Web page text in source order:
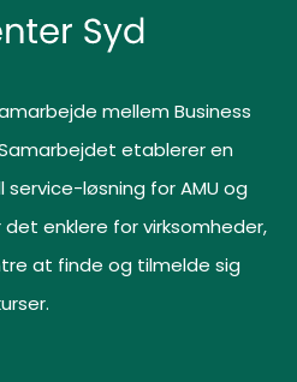
mellem Business
etablerer en
løsning for AMU og
enklere for virksomheder,
at finde og tilmelde sig